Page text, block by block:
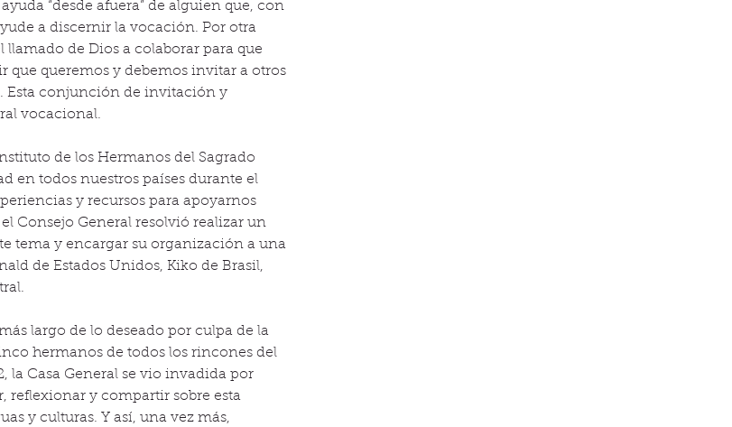
“desde afuera” de alguien que, con
a discernir la vocación. Por otra
de Dios a colaborar para que
que queremos y debemos invitar a otros
Esta conjunción de invitación y
vocacional.
de los Hermanos del Sagrado
en todos nuestros países durante el
y recursos para apoyarnos
Consejo General resolvió realizar un
tema y encargar su organización a una
de Estados Unidos, Kiko de Brasil,
largo de lo deseado por culpa de la
hermanos de todos los rincones del
la Casa General se vio invadida por
reflexionar y compartir sobre esta
y culturas. Y así, una vez más,